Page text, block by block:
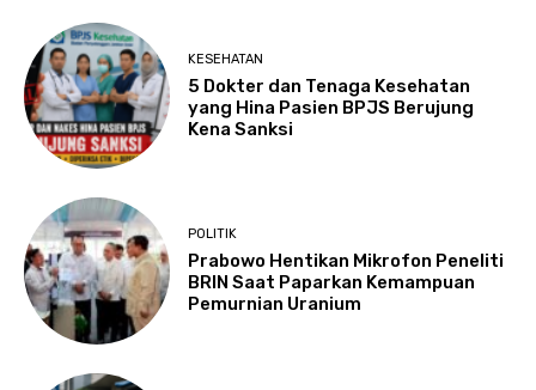
KESEHATAN
5 Dokter dan Tenaga Kesehatan
yang Hina Pasien BPJS Berujung
Kena Sanksi
POLITIK
Prabowo Hentikan Mikrofon Peneliti
BRIN Saat Paparkan Kemampuan
Pemurnian Uranium